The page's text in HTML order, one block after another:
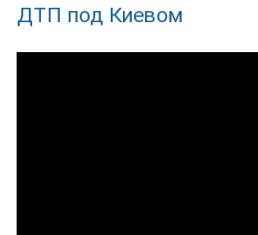
ДТП под Киевом